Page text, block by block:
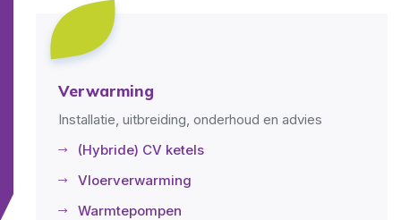
Verwarming
Installatie, uitbreiding, onderhoud en advies
(Hybride) CV ketels
Vloerverwarming
Warmtepompen